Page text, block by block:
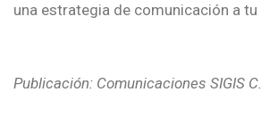
una estrategia de comunicación a tu
Publicación: Comunicaciones SIGIS